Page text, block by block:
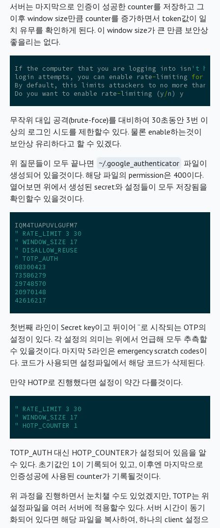
서버는 마지막으로 인증이 성공한 counter를 저장하고 그
이후 window size만큼 counter를 증가하면서 token값이 일
치 유무를 확인하게 된다. 이 window size가 큰 만큼 보안상
좋을리는 없다.
If the computer that you are logging into isn 't
login
attempts , you can enable rate-limiting for
By
default, this limits attackers to no more than
Do you want to enable rate-limiting (y/n) y
무작위 대입 공격(brute-foce)를 대비하여 30초동안 3번 이
상의 로그인 시도를 제한할수 있다. 물론 enable하는것이
보안상 유리하다고 할 수 있겠다.
위 질문들이 모두 끝나면 ~/.google_authenticator 파일이
생성되어 있을것이다. 해당 파일의 permission은 400이다.
열어보면 위에서 생성된 secret와 설정들이 모두 저장됨을
확인할수 있을것이다.
IQM4TUAPUVLGUFM7
" RATE_LIMIT 3 30
" WINDOW_SIZE 17
" DISALLOW_REUSE
" TOTP_AUTH
68300423
73586279
29748570
20970148
42616217
첫번째 라인이 Secret key이고 뒤이어 “로 시작되는 OTP의
설정이 있다. 각 설정의 의미는 위에서 언급해 모두 추측할
수 있을것이다. 마지막 5라인은 emergency scratch codes이
다. 코드가 사용되면 설정파일에서 해당 코드가 삭제된다.
만약 HOTP로 진행했다면 설정이 약간 다를것이다.
" RATE_LIMIT 3 30
" WINDOW_SIZE 17
" HOTP_COUNTER 1
TOTP_AUTH 대신 HOTP_COUNTER가 설정되어 있음을 알
수 있다. 초기값인 1이 기록되어 있고, 이후엔 마지막으로
인증성공에 사용된 counter가 기록될것이다.
위 과정을 진행하면서 눈치챌 수도 있었겠지만, TOTP는 위
설정파일을 여러 서버에 적용할수 있다. 서버 시간이 동기
화되어 있다면 해당 파일을 복사하여, 하나의 client 설정으